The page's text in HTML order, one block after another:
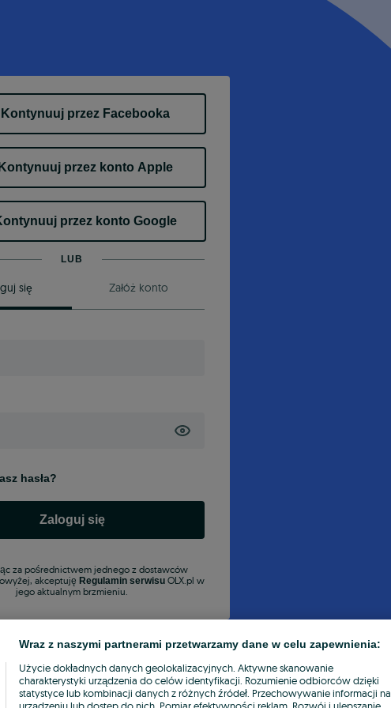
Kontynuuj przez Facebooka
Kontynuuj przez konto Apple
przez konto Google
LUB
się Załóż konto
hasła?
Zaloguj się
za pośrednictwem jednego z dostawców
akceptuję Regulamin serwisuOLX.pl w
jego aktualnym brzmieniu.
Wraz z naszymi partnerami przetwarzamy dane w celu zapewnienia:
Użycie dokładnych danych geolokalizacyjnych. Aktywne skanowanie
charakterystyki urządzenia do celów identyfikacji. Rozumienie odbiorców dzięki
statystyce lub kombinacji danych z różnych źródeł. Przechowywanie informacji na